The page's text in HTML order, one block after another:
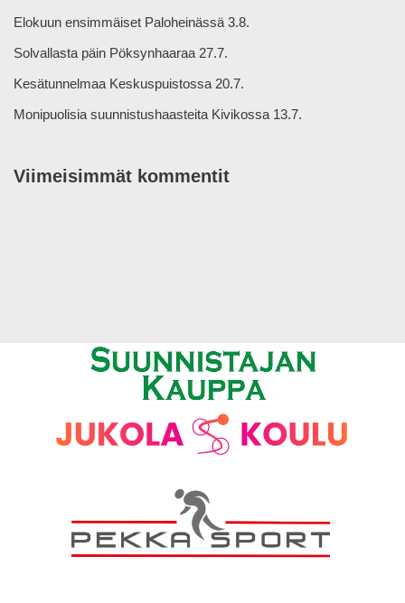
Elokuun ensimmäiset Paloheinässä 3.8.
Solvallasta päin Pöksynhaaraa 27.7.
Kesätunnelmaa Keskuspuistossa 20.7.
Monipuolisia suunnistushaasteita Kivikossa 13.7.
Viimeisimmät kommentit